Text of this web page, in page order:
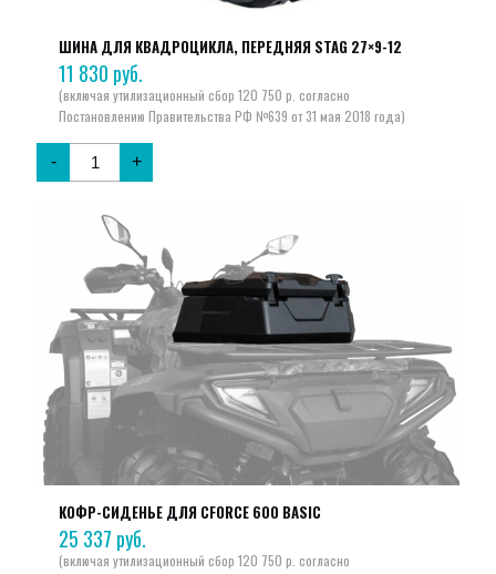
ШИНА ДЛЯ КВАДРОЦИКЛА, ПЕРЕДНЯЯ STAG 27×9-12
11 830 руб.
- +
КОФР-СИДЕНЬЕ ДЛЯ CFORCE 600 BASIC
25 337 руб.